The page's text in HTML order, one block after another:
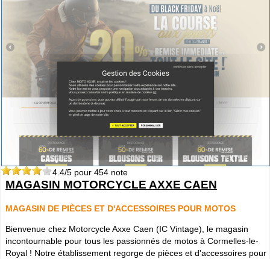
4.4/5 pour 454 note
MAGASIN MOTORCYCLE AXXE CAEN
MAGASIN DE PIÈCES ET D'ACCESSOIRES POUR MOTOS
Bienvenue chez Motorcycle Axxe Caen (IC Vintage), le magasin
incontournable pour tous les passionnés de motos à Cormelles-le-
Royal ! Notre établissement regorge de pièces et d'accessoires pour